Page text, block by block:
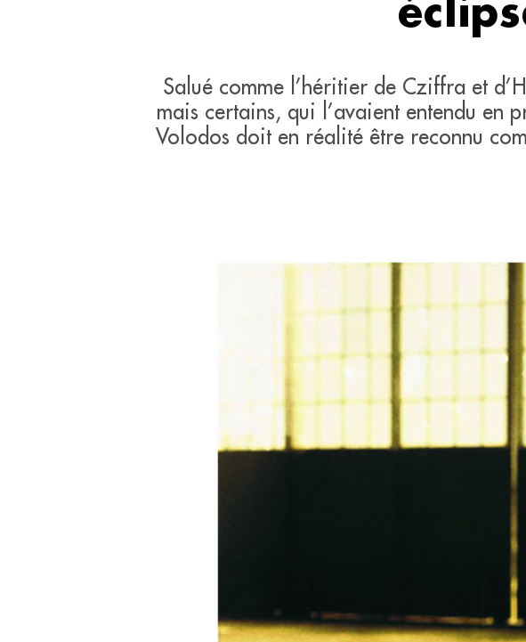
Salué comme l’héritier de Cziffra et
mais certains, qui l’avaient entendu en
Volodos doit en réalité être reconnu